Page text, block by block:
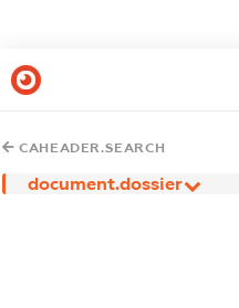
CAHEADER.SEARCH
document.dossier